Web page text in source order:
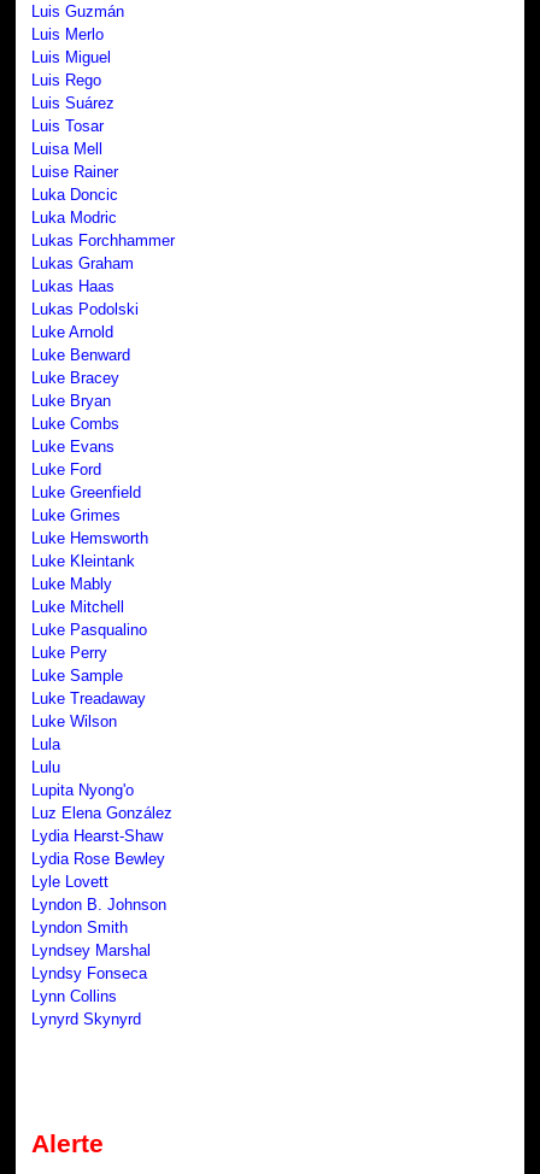
Luis Guzmán
Luis Merlo
Luis Miguel
Luis Rego
Luis Suárez
Luis Tosar
Luisa Mell
Luise Rainer
Luka Doncic
Luka Modric
Lukas Forchhammer
Lukas Graham
Lukas Haas
Lukas Podolski
Luke Arnold
Luke Benward
Luke Bracey
Luke Bryan
Luke Combs
Luke Evans
Luke Ford
Luke Greenfield
Luke Grimes
Luke Hemsworth
Luke Kleintank
Luke Mably
Luke Mitchell
Luke Pasqualino
Luke Perry
Luke Sample
Luke Treadaway
Luke Wilson
Lula
Lulu
Lupita Nyong'o
Luz Elena González
Lydia Hearst-Shaw
Lydia Rose Bewley
Lyle Lovett
Lyndon B. Johnson
Lyndon Smith
Lyndsey Marshal
Lyndsy Fonseca
Lynn Collins
Lynyrd Skynyrd
Alerte